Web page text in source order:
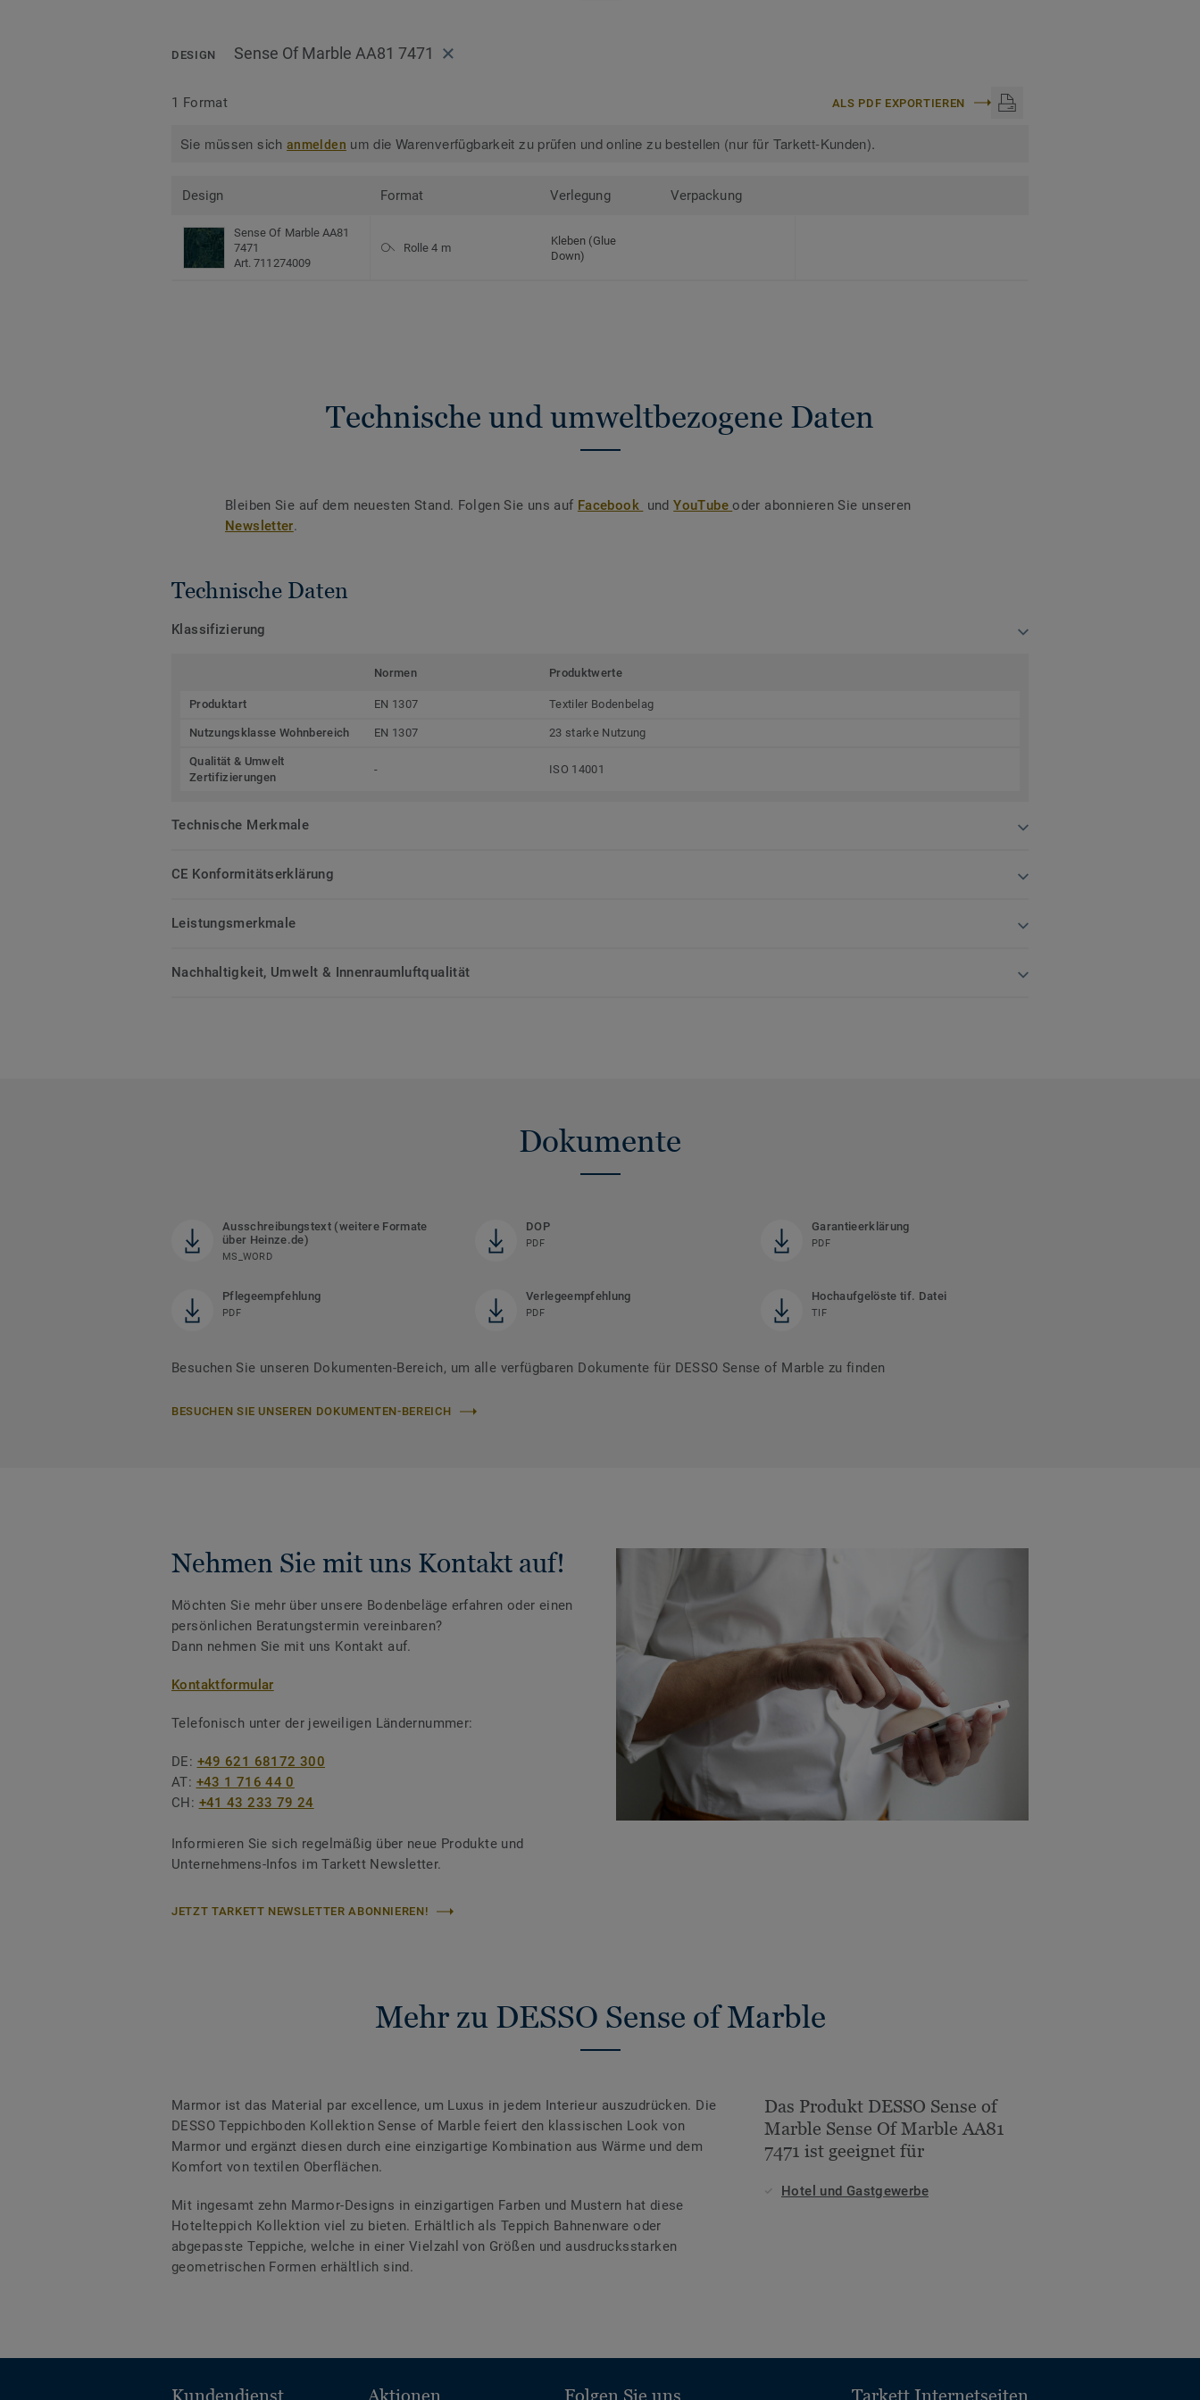
DESIGN Sense Of Marble AA81 7471
1 Format ALS PDF EXPORTIEREN
Sie müssen sichanmelden um die Warenverfügbarkeit zu prüfen und online zu bestellen (nur für Tarkett-Kunden).
Design Format Verlegung Verpackung
Sense Of Marble AA81
7471
Art. 711274009
Rolle 4 m
Kleben (Glue
Down)
Technische und umweltbezogene Daten
Bleiben Sie auf dem neuesten Stand. Folgen Sie uns auf Facebook undYouTubeoder abonnieren Sie unseren
Newsletter.
Technische Daten
Klassifizierung
Normen Produktwerte
Produktart EN 1307 Textiler Bodenbelag
Nutzungsklasse Wohnbereich EN 1307 23 starke Nutzung
Qualität & Umwelt
Zertifizierungen
- ISO 14001
Technische Merkmale
CE Konformitätserklärung
Leistungsmerkmale
Nachhaltigkeit, Umwelt & Innenraumluftqualität
Dokumente
Ausschreibungstext (weitere Formate
über Heinze.de)
MS_WORD
DOP
PDF
Garantieerklärung
PDF
Pflegeempfehlung
PDF
Verlegeempfehlung
PDF
Hochaufgelöste tif. Datei
TIF
Besuchen Sie unseren Dokumenten-Bereich, um alle verfügbaren Dokumente für DESSO Sense of Marble zu finden
BESUCHEN SIE UNSEREN DOKUMENTEN-BEREICH
Nehmen Sie mit uns Kontakt auf!
Möchten Sie mehr über unsere Bodenbeläge erfahren oder einen
persönlichen Beratungstermin vereinbaren?
Dann nehmen Sie mit uns Kontakt auf.
Kontaktformular
Telefonisch unter der jeweiligen Ländernummer:
DE: +49 621 68172 300
AT: +43 1 716 44 0
CH: +41 43 233 79 24
Informieren Sie sich regelmäßig über neue Produkte und
Unternehmens-Infos im Tarkett Newsletter.
JETZT TARKETT NEWSLETTER ABONNIEREN!
Mehr zu DESSO Sense of Marble
Marmor ist das Material par excellence, um Luxus in jedem Interieur auszudrücken. Die
DESSO Teppichboden Kollektion Sense of Marble feiert den klassischen Look von
Marmor und ergänzt diesen durch eine einzigartige Kombination aus Wärme und dem
Komfort von textilen Oberflächen.
Mit ingesamt zehn Marmor-Designs in einzigartigen Farben und Mustern hat diese
Hotelteppich Kollektion viel zu bieten. Erhältlich als Teppich Bahnenware oder
abgepasste Teppiche, welche in einer Vielzahl von Größen und ausdrucksstarken
geometrischen Formen erhältlich sind.
Das Produkt DESSO Sense of
Marble Sense Of Marble AA81
7471 ist geeignet für
Hotel und Gastgewerbe
Kundendienst Aktionen Folgen Sie uns Tarkett Internetseiten